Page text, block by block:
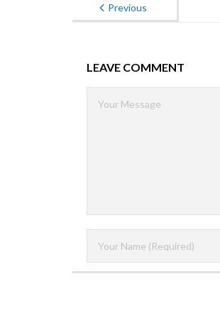
Previous
LEAVE COMMENT